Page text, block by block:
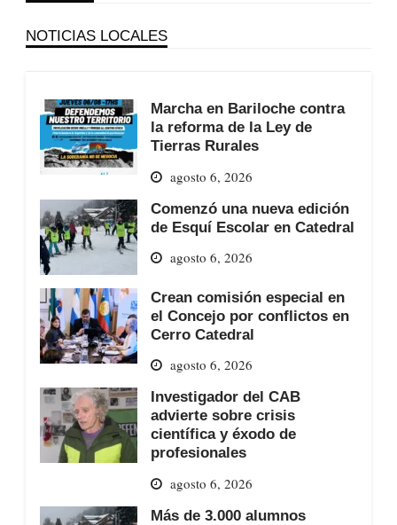
NOTICIAS LOCALES
Marcha en Bariloche contra
la reforma de la Ley de
Tierras Rurales
agosto 6, 2026
Comenzó una nueva edición
de Esquí Escolar en Catedral
agosto 6, 2026
Crean comisión especial en
el Concejo por conflictos en
Cerro Catedral
agosto 6, 2026
Investigador del CAB
advierte sobre crisis
científica y éxodo de
profesionales
agosto 6, 2026
Más de 3.000 alumnos